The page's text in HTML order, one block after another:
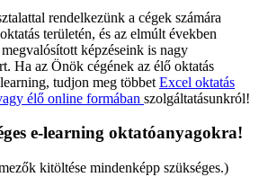
rendelkezünk a cégek számára
területén, és az elmúlt években
képzéseink is nagy
Ha az Önök cégének az élő oktatás
tudjon meg többet Excel oktatás
élő online formában szolgáltatásunkról!
e-learning oktatóanyagokra!
kitöltése mindenképp szükséges.)